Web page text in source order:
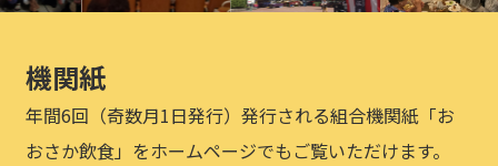
機関紙
年間6回（奇数月1日発行）発行される組合機関紙「お
おさか飲食」をホームページでもご覧いただけます。